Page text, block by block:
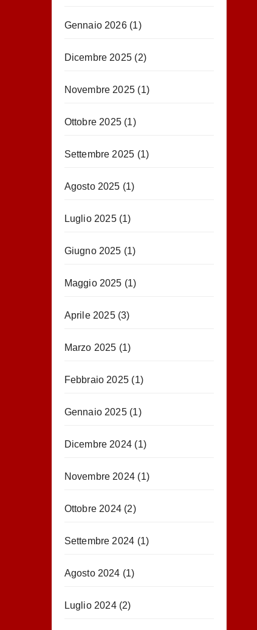
Gennaio 2026(1)
Dicembre 2025 (2)
Novembre 2025 (1)
Ottobre 2025(1)
Settembre 2025 (1)
Agosto 2025 (1)
Luglio 2025(1)
Giugno 2025 (1)
Maggio 2025 (1)
Aprile 2025(3)
Marzo 2025 (1)
Febbraio 2025 (1)
Gennaio 2025(1)
Dicembre 2024 (1)
Novembre 2024 (1)
Ottobre 2024(2)
Settembre 2024 (1)
Agosto 2024 (1)
Luglio 2024(2)